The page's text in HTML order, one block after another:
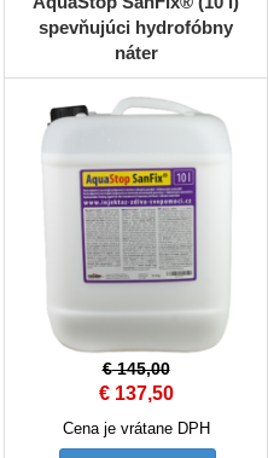
spevňujúci hydrofóbny
náter
€145,00
Original
price
was:
€137,50Current
price
is:
Cena je vrátane DPH